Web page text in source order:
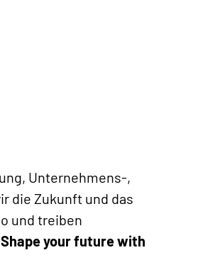
Unternehmens-,
die Zukunft und das
und treiben
Shape your future with